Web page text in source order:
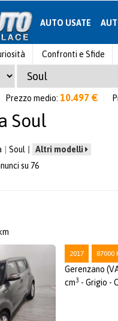
AUTO USATE
Confronti e Sfide
Prezzo medio: 10.497 €
Soul
Soul
Altri modelli
su 76
2017 87000
Gerenzano
cm3 - Grigio -